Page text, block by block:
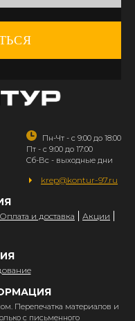
Пн-Чт - с 9:00 до 18:00
Пт - с 9:00 до 17:00
Сб-Вс - выходные дни
krep@kontur-97.ru
Оплата и доставка
Акции
Перепечатка материалов и
с письменного